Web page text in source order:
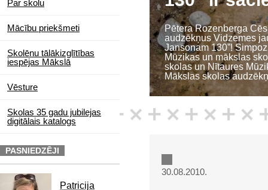
Par skolu
Mācību priekšmeti
Skolēnu tālākizglītības
iespējas Mākslā
Vēsture
Skolas 35 gadu jubilejas
digitālais katalogs
Pētera Rozenberga
audzēkņus Vidzemes
Jansonam 130”!
Mūzikas un mākslas
skolas un Nītaures
Mākslas skolas
PASNIEDZĒJI
Patricija
30.08.2010.